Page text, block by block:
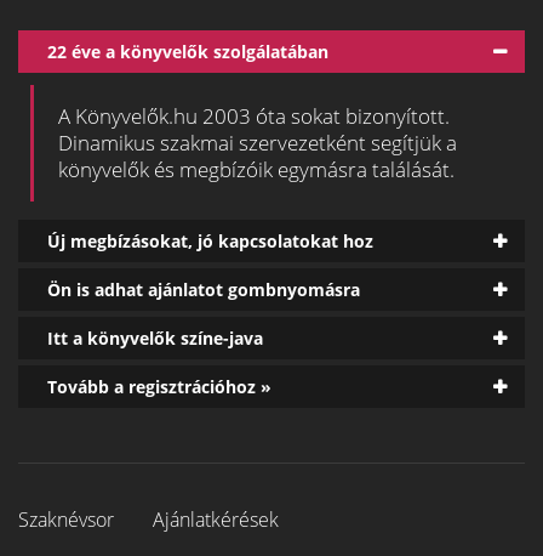
22 éve a könyvelők szolgálatában
A Könyvelők.hu 2003 óta sokat bizonyított.
Dinamikus szakmai szervezetként segítjük a
könyvelők és megbízóik egymásra találását.
Új megbízásokat, jó kapcsolatokat hoz
Ön is adhat ajánlatot gombnyomásra
Itt a könyvelők színe-java
Tovább a regisztrációhoz »
Szaknévsor
Ajánlatkérések